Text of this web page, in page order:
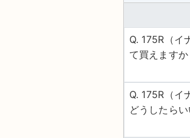
Q. 175R（イ
て買えますか
Q. 175R（イ
どうしたら